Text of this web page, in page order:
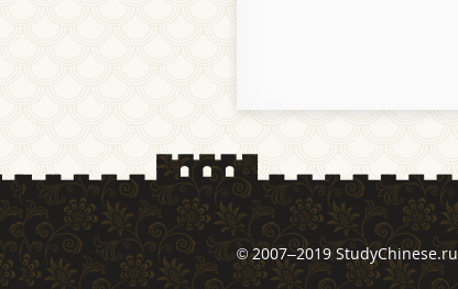
© 2007–2019 StudyChinese.ru